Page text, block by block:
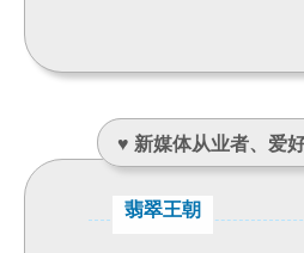
♥ 新媒体从业者、爱
翡翠王朝